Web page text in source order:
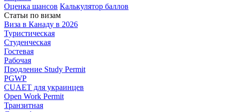
Оценка шансов Калькулятор баллов
Статьи по визам
Виза в Канаду в 2026
Туристическая
Студенческая
Гостевая
Рабочая
Продление Study Permit
PGWP
CUAET для украинцев
Open Work Permit
Транзитная